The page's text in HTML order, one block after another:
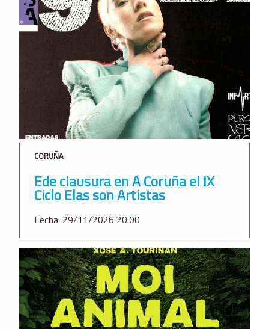
CORUÑA
Ede clausura en A Coruña el IX
Ciclo Elas son Artistas
Fecha: 29/11/2026 20:00